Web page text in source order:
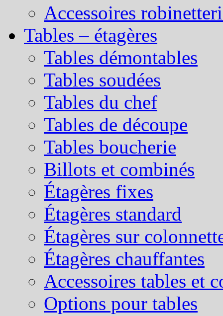
Accessoires
Tables – étagères
Tables démontables
Tables soudées
Tables du chef
Tables de découpe
Tables boucherie
Billots et combinés
Étagères fixes
Étagères standard
Étagères sur
Étagères chauffantes
Accessoires tables et
Options pour tables